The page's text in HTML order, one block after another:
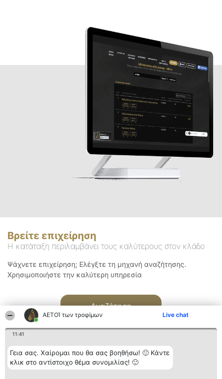
ΑΕΤΟΊ των τροφίμων Live chat
11:41
Γεια σας. Χαίρομαι που θα σας βοηθήσω! 🙂 Κάντε
κλικ στο αντίστοιχο θέμα συνομιλίας! 🙂
Βρείτε επιχείρηση
Η κατάταξη περιλαμβάνει τους καλύτερους στον κλάδο
Ψάχνετε επιχείρηση; Ελέγξτε τη μηχανή αναζήτησης.
Χρησιμοποιήστε την καλύτερη υπηρεσία
Αναζήτηση